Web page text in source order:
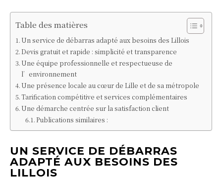
Table des matières
Un service de débarras adapté aux besoins des Lillois
Devis gratuit et rapide : simplicité et transparence
Une équipe professionnelle et respectueuse de
l’environnement
Une présence locale au cœur de Lille et de sa métropole
Tarification compétitive et services complémentaires
Une démarche centrée sur la satisfaction client
Publications similaires :
UN SERVICE DE DÉBARRAS
ADAPTÉ AUX BESOINS DES
LILLOIS